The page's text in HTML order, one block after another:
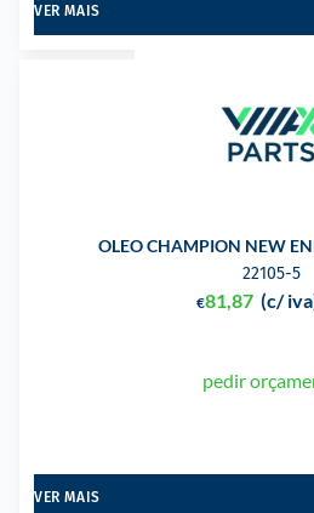
VER MAIS
OLEO CHAMPION NEW
22105-5
€81,87 (c/
pedir
VER MAIS